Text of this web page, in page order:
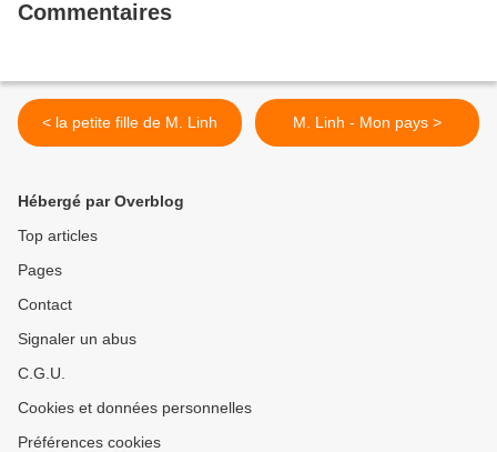
Commentaires
< la petite fille de M. Linh M. Linh - Mon pays >
Hébergé par Overblog
Top articles
Pages
Contact
Signaler un abus
C.G.U.
Cookies et données personnelles
Préférences cookies